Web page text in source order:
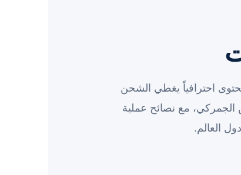
احترافياً يغطي الشحن
مع نصائح عملية
العالم.